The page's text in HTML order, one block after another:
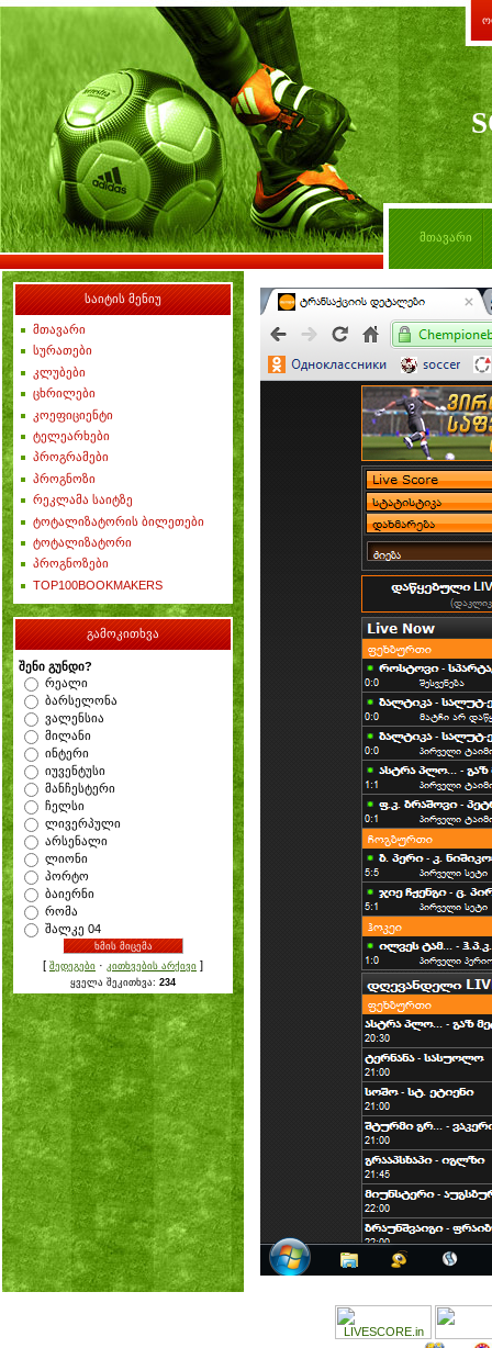
მთავარი
საიტის მენიუ
მთავარი
სურათები
კლუბები
ცხრილები
კოეფიციენტი
ტელეარხები
პროგრამები
პროგნოზი
რეკლამა საიტზე
ტოტალიზატორის ბილეთები
ტოტალიზატორი
პროგნოზები
TOP100BOOKMAKERS
გამოკითხვა
შენი გუნდი?
რეალი
ბარსელონა
ვალენსია
მილანი
ინტერი
იუვენტუსი
მანჩესტერი
ჩელსი
ლივერპული
არსენალი
ლიონი
პორტო
ბაიერნი
რომა
შალკე 04
[ შედეგები · კითხვების არქივი ]
ყველა შეკითხვა: 234